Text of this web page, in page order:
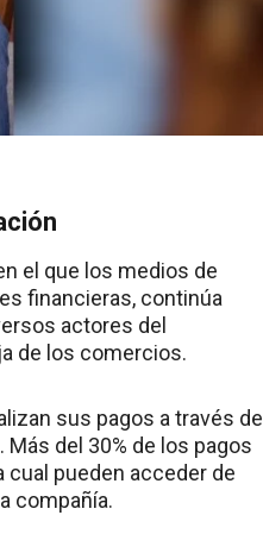
el que los medios de
financieras, continúa
actores del
de los comercios.
sus pagos a través de
del 30% de los pagos
cual pueden acceder de
compañía.